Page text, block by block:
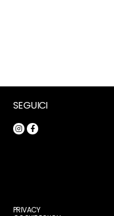
SEGUICI
PRIVACY